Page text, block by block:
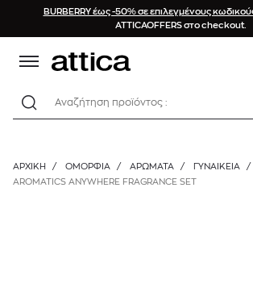
BURBERRY έως -50% σε επιλεγμένους
ATTICAOFFERS στο checkout.
Αναζήτηση προϊόντος :
ΑΡΧΙΚΉ / ΟΜΟΡΦΙΑ / ΑΡΩΜΑΤΑ / ΓΥΝΑΙΚΕΊΑ /
AROMATICS ANYWHERE FRAGRANCE SET